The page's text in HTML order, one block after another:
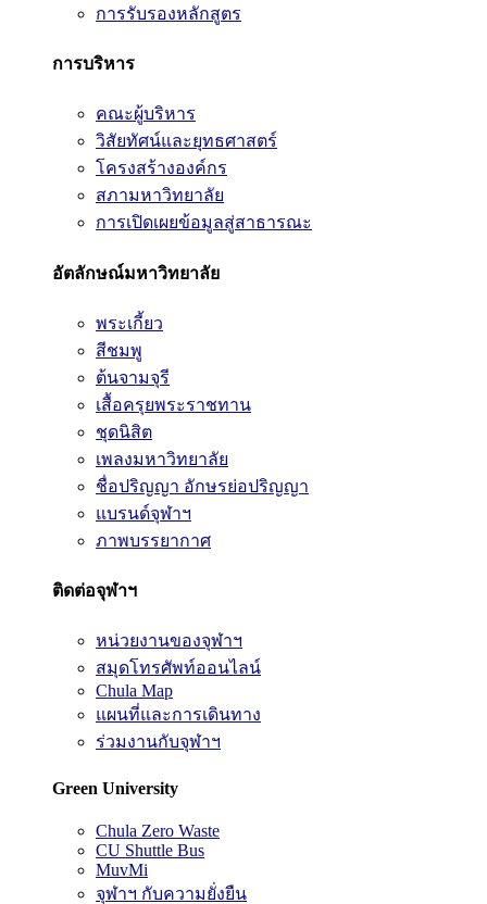
การรับรองหลักสูตร
การบริหาร
คณะผู้บริหาร
วิสัยทัศน์และยุทธศาสตร์
โครงสร้างองค์กร
สภามหาวิทยาลัย
การเปิดเผยข้อมูลสู่สาธารณะ
อัตลักษณ์มหาวิทยาลัย
พระเกี้ยว
สีชมพู
ต้นจามจุรี
เสื้อครุยพระราชทาน
ชุดนิสิต
เพลงมหาวิทยาลัย
ชื่อปริญญา อักษรย่อปริญญา
แบรนด์จุฬาฯ
ภาพบรรยากาศ
ติดต่อจุฬาฯ
หน่วยงานของจุฬาฯ
สมุดโทรศัพท์ออนไลน์
Chula Map
แผนที่และการเดินทาง
ร่วมงานกับจุฬาฯ
Green University
Chula Zero Waste
CU Shuttle Bus
MuvMi
จุฬาฯ กับความยั่งยืน